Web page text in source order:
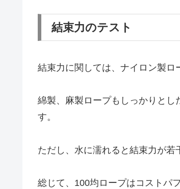
結束力のテスト
結束力に関しては、ナイロン製ロ
綿製、麻製ロープもしっかりとし
す。
ただし、水に濡れると結束力が若
総じて、100均ロープはコストパ